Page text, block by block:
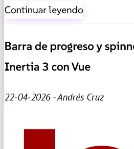
Continuar leyendo
Barra de progreso y
Inertia 3 con Vue
22-04-2026 - Andrés Cruz